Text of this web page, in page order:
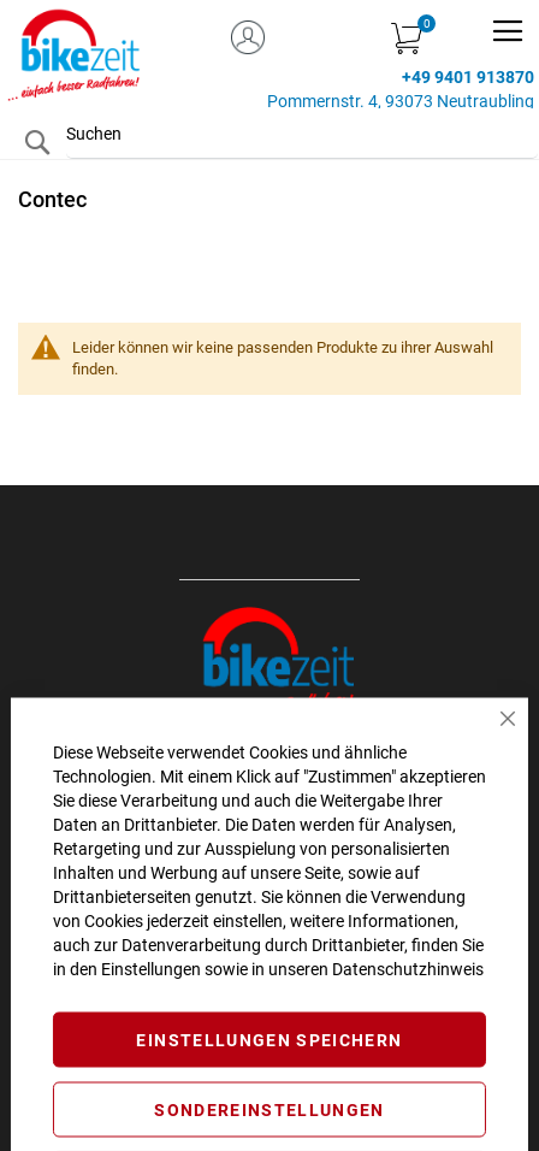
Diese Webseite verwendet Cookies und ähnliche
Technologien. Mit einem Klick auf "Zustimmen" akzeptieren
Sie diese Verarbeitung und auch die Weitergabe Ihrer
Daten an Drittanbieter. Die Daten werden für Analysen,
Retargeting und zur Ausspielung von personalisierten
Inhalten und Werbung auf unsere Seite, sowie auf
Drittanbieterseiten genutzt. Sie können die Verwendung
von Cookies jederzeit einstellen, weitere Informationen,
auch zur Datenverarbeitung durch Drittanbieter, finden Sie
in den Einstellungen sowie in unseren Datenschutzhinweis
EINSTELLUNGEN SPEICHERN
SONDEREINSTELLUNGEN
MEIN KONTO
+49 9401 913870
Pommernstr. 4, 93073 Neutraubling
Search
Contec
Leider können wir keine passenden Produkte zu ihrer Auswahl
finden.
AKTIONEN UND NEUHEITEN ABONNIEREN UND
10€ GUTSCHEIN SICHERN!**
ANMELDEN
**Angebot gültig ab einem Bestellwert von 100€.
Abmeldung jederzeit möglich.
SO ERREICHEN SIE UNS
BIKEZEIT
Pommernstr. 4